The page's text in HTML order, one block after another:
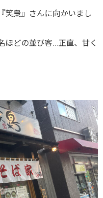
笑梟』さんに向かいまし
ほどの並び客…正直、甘く